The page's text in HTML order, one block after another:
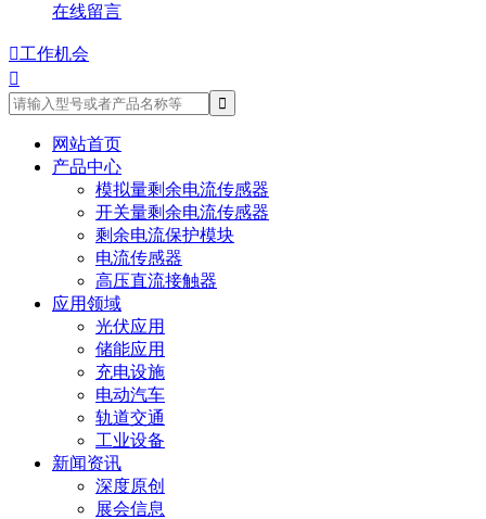
在线留言
工作机会

网站首页
产品中心
模拟量剩余电流传感器
开关量剩余电流传感器
剩余电流保护模块
电流传感器
高压直流接触器
应用领域
光伏应用
储能应用
充电设施
电动汽车
轨道交通
工业设备
新闻资讯
深度原创
展会信息